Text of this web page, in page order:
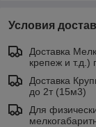
Условия
Доставка
крепеж и
Доставка
до 2т (15м3)
Для